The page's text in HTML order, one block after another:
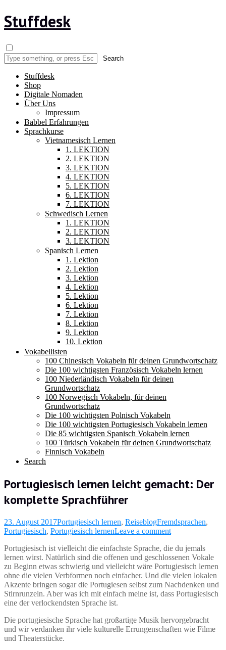
Stuffdesk
Stuffdesk
Shop
Digitale Nomaden
Über Uns
Impressum
Babbel Erfahrungen
Sprachkurse
Vietnamesisch Lernen
1. LEKTION
2. LEKTION
3. LEKTION
4. LEKTION
5. LEKTION
6. LEKTION
7. LEKTION
Schwedisch Lernen
1. LEKTION
2. LEKTION
3. LEKTION
Spanisch Lernen
1. Lektion
2. Lektion
3. Lektion
4. Lektion
5. Lektion
6. Lektion
7. Lektion
8. Lektion
9. Lektion
10. Lektion
Vokabellisten
100 Chinesisch Vokabeln für deinen Grundwortschatz
Die 100 wichtigsten Französisch Vokabeln lernen
100 Niederländisch Vokabeln für deinen
Grundwortschatz
100 Norwegisch Vokabeln, für deinen
Grundwortschatz
Die 100 wichtigsten Polnisch Vokabeln
Die 100 wichtigsten Portugiesisch Vokabeln lernen
Die 85 wichtigsten Spanisch Vokabeln lernen
100 Türkisch Vokabeln für deinen Grundwortschatz
Finnisch Vokabeln
Search
Portugiesisch lernen leicht gemacht: Der
komplette Sprachführer
23. August 2017Portugiesisch lernen, ReiseblogFremdsprachen,
Portugiesisch, Portugiesisch lernenLeave a comment
Portugiesisch ist vielleicht die einfachste Sprache, die du jemals
lernen wirst. Natürlich sind die offenen und geschlossenen Vokale
zu Beginn etwas schwierig und vielleicht wäre Portugiesisch lernen
ohne die vielen Verbformen noch einfacher. Und die vielen lokalen
Akzente bringen sogar die Portugiesen selbst zum Nachdenken und
Stirnrunzeln. Aber was ich mit einfach meine ist, dass Portugiesisch
eine der verlockendsten Sprache ist.
Die portugiesische Sprache hat großartige Musik hervorgebracht
und wir verdanken ihr viele kulturelle Errungenschaften wie Filme
und Theaterstücke.